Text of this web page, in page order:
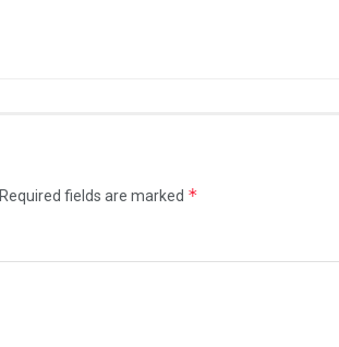
Required fields are marked *